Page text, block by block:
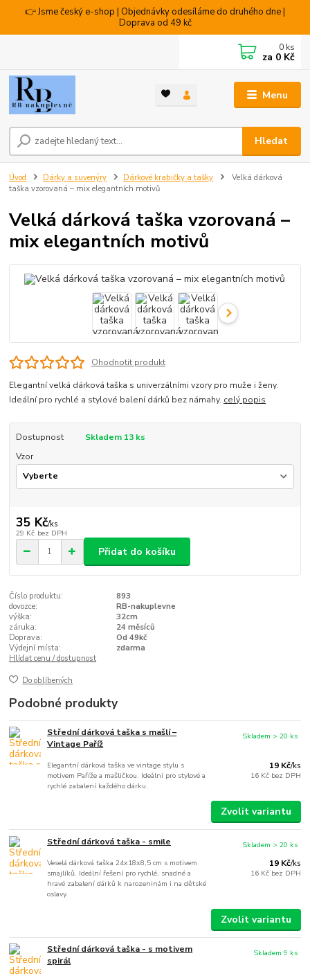
👉 Jsme český e-shop | Objednávky odesíláme do druhého dne |
Doprava od 49 kč
Menu
Hledat
0 ks
za 0 Kč
Úvod Dárky a suvenýry Dárkové krabičky a tašky
Velká dárková
taška vzorovaná – mix elegantních motivů
Velká dárková taška vzorovaná –
mix elegantních motivů
Ohodnotit produkt
Elegantní velká dárková taška s univerzálními vzory pro muže i ženy.
Ideální pro rychlé a stylové balení dárků bez námahy. celý popis
Dostupnost
Skladem 13 ks
Vzor
35 Kč/ks
29 Kč bez DPH
Přidat do košíku
Číslo produktu:
893
dovozce:
RB-nakuplevne
výška:
32cm
záruka:
24 měsíců
Doprava:
Od 49kč
Výdejní místa:
zdarma
Hlídat cenu / dostupnost
Do oblíbených
Podobné produkty
Střední dárková taška s mašlí –
Vintage Paříž
Elegantní dárková taška ve vintage stylu s
motivem Paříže a mašličkou. Ideální pro stylové a
rychlé zabalení každého dárku.
19 Kč/ks
16 Kč bez DPH
Skladem > 20 ks
Zvolit variantu
Střední dárková taška - smile
Veselá dárková taška 24x18x8,5 cm s motivem
smajlíků. Ideální řešení pro rychlé, snadné a
hravé zabalení dárků k narozeninám i na dětské
oslavy.
19 Kč/ks
16 Kč bez DPH
Skladem > 20 ks
Zvolit variantu
Střední dárková taška - s motivem
spirál
Skladem 9 ks